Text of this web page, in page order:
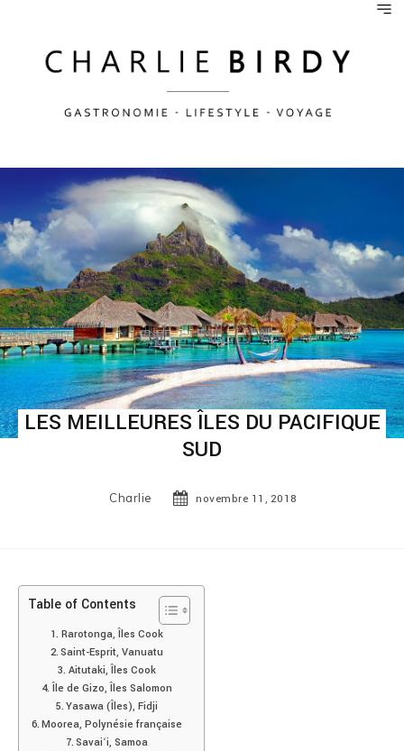
LES MEILLEURES ÎLES DU PACIFIQUE
SUD
Charlie novembre 11, 2018
Table of Contents
Rarotonga, Îles Cook
Saint-Esprit, Vanuatu
Aitutaki, Îles Cook
Île de Gizo, Îles Salomon
Yasawa (Îles), Fidji
Moorea, Polynésie française
Savaiʻi, Samoa